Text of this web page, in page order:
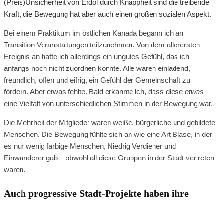
(Preis)Unsicherheit von Erdöl durch Knappheit sind die treibende
Kraft, die Bewegung hat aber auch einen großen sozialen Aspekt.
Bei einem Praktikum im östlichen Kanada begann ich an
Transition Veranstaltungen teilzunehmen. Von dem allerersten
Ereignis an hatte ich allerdings ein ungutes Gefühl, das ich
anfangs noch nicht zuordnen konnte. Alle waren einladend,
freundlich, offen und eifrig, ein Gefühl der Gemeinschaft zu
fördern. Aber etwas fehlte. Bald erkannte ich, dass diese etwas
eine Vielfalt von unterschiedlichen Stimmen in der Bewegung war.
Die Mehrheit der Mitglieder waren weiße, bürgerliche und gebildete
Menschen. Die Bewegung fühlte sich an wie eine Art Blase, in der
es nur wenig farbige Menschen, Niedrig Verdiener und
Einwanderer gab – obwohl all diese Gruppen in der Stadt vertreten
waren.
Auch progressive Stadt-Projekte haben ihre